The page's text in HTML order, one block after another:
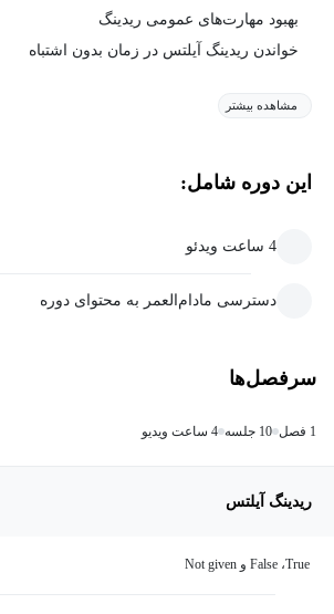
بهبود مهارت‌های عمومی ریدینگ
خواندن ریدینگ آیلتس در زمان بدون اشتباه
مشاهده بیشتر
این دوره شامل:
4 ساعت ویدئو
دسترسی مادام‌العمر به محتوای دوره
سرفصل‌ها
1 فصل 10 جلسه 4 ساعت ویدیو
ریدینگ آیلتس